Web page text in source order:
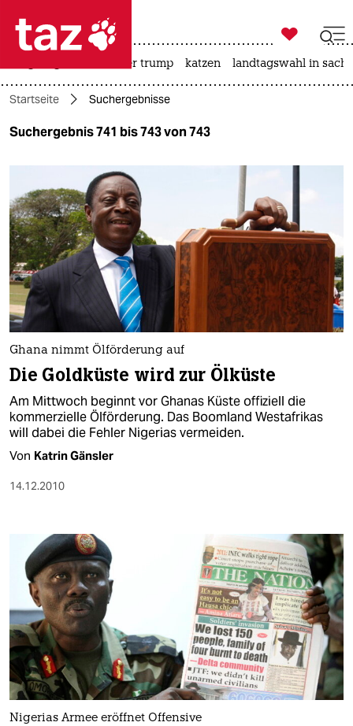
 taz zahl ich
taz zahl ich
themen
öko
gesellschaft
kultur
sport
berlin
wahrheit
verlag
verlag
shop
fragen & hilfe
unterstützen
abo
genossenschaft
epaper login

taz zahl ich
usa unter trump katzen landtagswahl in
Startseite Suchergebnisse
Suchergebnis 741 bis 743 von 743
Ghana nimmt Ölförderung auf
Die Goldküste wird zur Ölküste
Am Mittwoch beginnt vor Ghanas Küste offiziell die
kommerzielle Ölförderung. Das Boomland Westafrikas
will dabei die Fehler Nigerias vermeiden.
Von Katrin Gänsler
14.12.2010
Nigerias Armee eröffnet Offensive